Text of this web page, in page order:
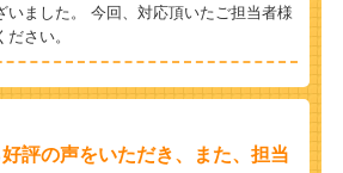
いました。 今回、対応頂いたご担当者様
さい。
評の声をいただき、また、担当